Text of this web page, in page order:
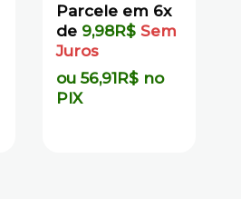
Parcele em 6x
de 9,98R$ Sem
Juros
ou 56,91R$ no
PIX